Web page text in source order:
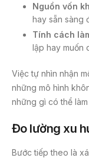
Nguồn vốn
hay sẵn sàng
Tính cách
lập hay muốn
Việc tự nhìn nhận
những mô hình
những gì có thể làm
Đo lường xu
Bước tiếp theo là